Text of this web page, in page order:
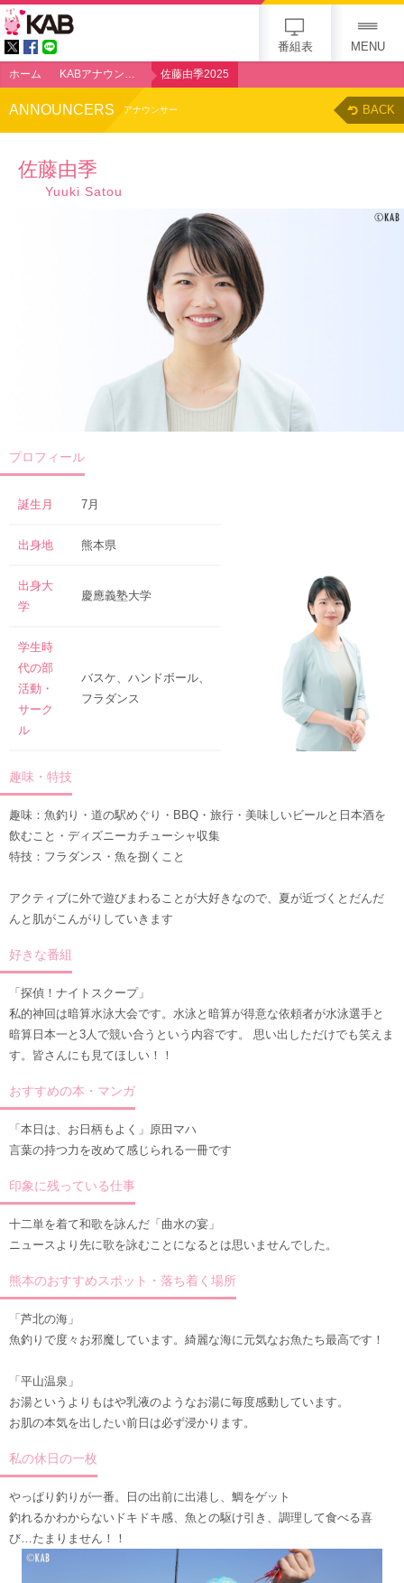
番組表 MENU
ホーム KABアナウンサー 佐藤由季2025
ANNOUNCERS アナウンサー BACK
佐藤由季
Yuuki Satou
プロフィール
誕生月 7月
出身地 熊本県
出身大
学
慶應義塾大学
学生時
代の部
活動・
サーク
ル
バスケ、ハンドボール、
フラダンス
趣味・特技
趣味：魚釣り・道の駅めぐり・BBQ・旅行・美味しいビールと日本酒を
飲むこと・ディズニーカチューシャ収集
特技：フラダンス・魚を捌くこと
アクティブに外で遊びまわることが大好きなので、夏が近づくとだんだ
んと肌がこんがりしていきます
好きな番組
「探偵！ナイトスクープ」
私的神回は暗算水泳大会です。水泳と暗算が得意な依頼者が水泳選手と
暗算日本一と3人で競い合うという内容です。 思い出しただけでも笑えま
す。皆さんにも見てほしい！！
おすすめの本・マンガ
「本日は、お日柄もよく」原田マハ
言葉の持つ力を改めて感じられる一冊です
印象に残っている仕事
十二単を着て和歌を詠んだ「曲水の宴」
ニュースより先に歌を詠むことになるとは思いませんでした。
熊本のおすすめスポット・落ち着く場所
「芦北の海」
魚釣りで度々お邪魔しています。綺麗な海に元気なお魚たち最高です！
「平山温泉」
お湯というよりもはや乳液のようなお湯に毎度感動しています。
お肌の本気を出したい前日は必ず浸かります。
私の休日の一枚
やっぱり釣りが一番。日の出前に出港し、鯛をゲット
釣れるかわからないドキドキ感、魚との駆け引き、調理して食べる喜
び…たまりません！！